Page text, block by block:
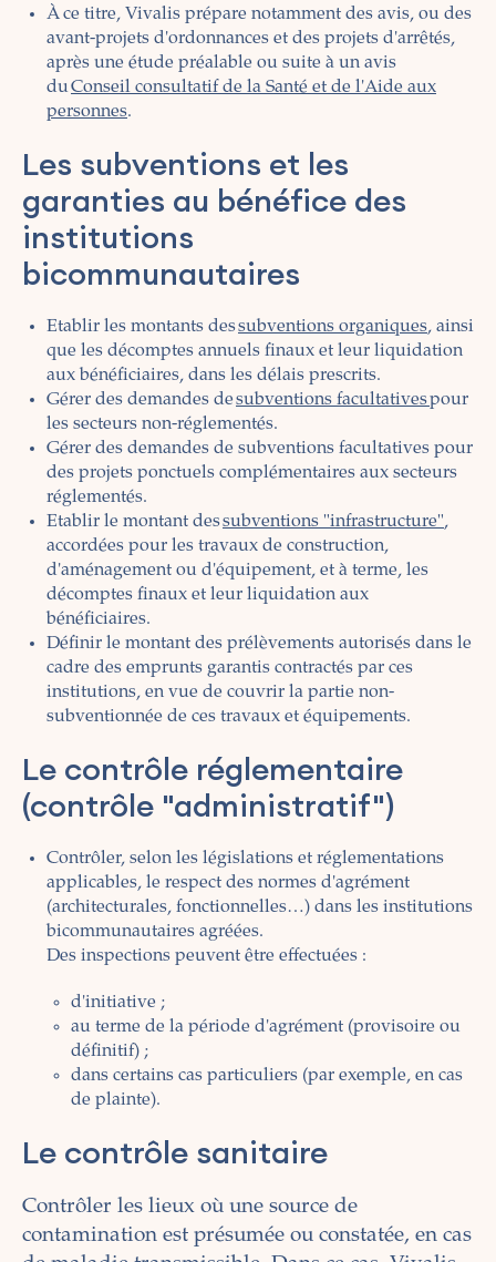
À ce titre, Vivalis prépare notamment des avis, ou des
avant-projets d'ordonnances et des projets d'arrêtés,
après une étude préalable ou suite à un avis
duConseil consultatif de la Santé et de l'Aide aux
personnes.
Les subventions et les
garanties au bénéfice des
institutions
bicommunautaires
Etablir les montants dessubventions organiques, ainsi
que les décomptes annuels finaux et leur liquidation
aux bénéficiaires, dans les délais prescrits.
Gérer des demandes desubventions facultativespour
les secteurs non-réglementés.
Gérer des demandes de subventions facultatives pour
des projets ponctuels complémentaires aux secteurs
réglementés.
Etablir le montant dessubventions "infrastructure",
accordées pour les travaux de construction,
d'aménagement ou d'équipement, et à terme, les
décomptes finaux et leur liquidation aux
bénéficiaires.
Définir le montant des prélèvements autorisés dans le
cadre des emprunts garantis contractés par ces
institutions, en vue de couvrir la partie non-
subventionnée de ces travaux et équipements.
Le contrôle réglementaire
(contrôle "administratif")
Contrôler, selon les législations et réglementations
applicables, le respect des normes d'agrément
(architecturales, fonctionnelles…) dans les institutions
bicommunautaires agréées.
Des inspections peuvent être effectuées :
d'initiative ;
au terme de la période d'agrément (provisoire ou
définitif) ;
dans certains cas particuliers (par exemple, en cas
de plainte).
Le contrôle sanitaire
Contrôler les lieux où une source de
contamination est présumée ou constatée, en cas